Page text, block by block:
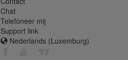
Chat
Telefoneer mij
Support link
Nederlands (Luxemburg)